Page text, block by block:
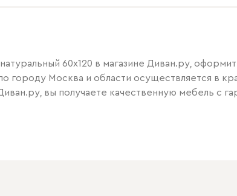
60x120 в магазине Диван.ру,
городу Москва и области осуществляется в
вы получаете качественную мебель с